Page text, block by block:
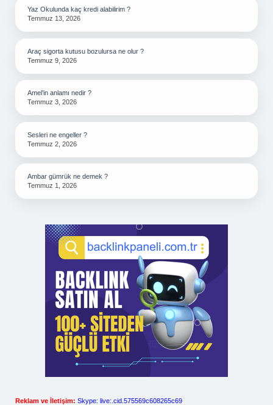
Yaz Okulunda kaç kredi alabilirim ?
Temmuz 13, 2026
Araç sigorta kutusu bozulursa ne olur ?
Temmuz 9, 2026
Amel’in anlamı nedir ?
Temmuz 3, 2026
Sesleri ne engeller ?
Temmuz 2, 2026
Ambar gümrük ne demek ?
Temmuz 1, 2026
Reklam ve İletişim: Skype: live:.cid.575569c608265c69